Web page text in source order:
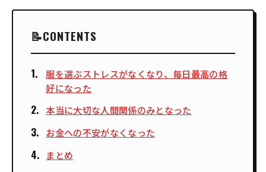
CONTENTS
服を選ぶストレスがなくなり、毎日最高の格
好になった
本当に大切な人間関係のみとなった
お金への不安がなくなった
まとめ